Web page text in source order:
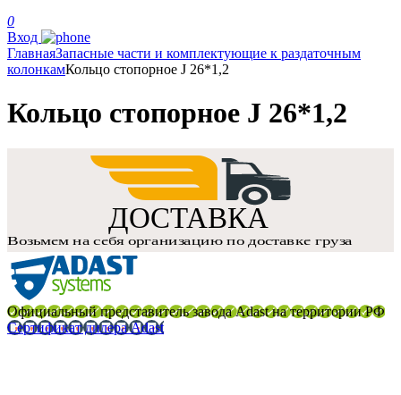
0
Вход
ГлавнаяЗапасные части и комплектующие к раздаточным
колонкамКольцо стопорное J 26*1,2
Кольцо стопорное J 26*1,2
Официальный представитель завода Adast на территории РФ
Сертификат дилера Adast